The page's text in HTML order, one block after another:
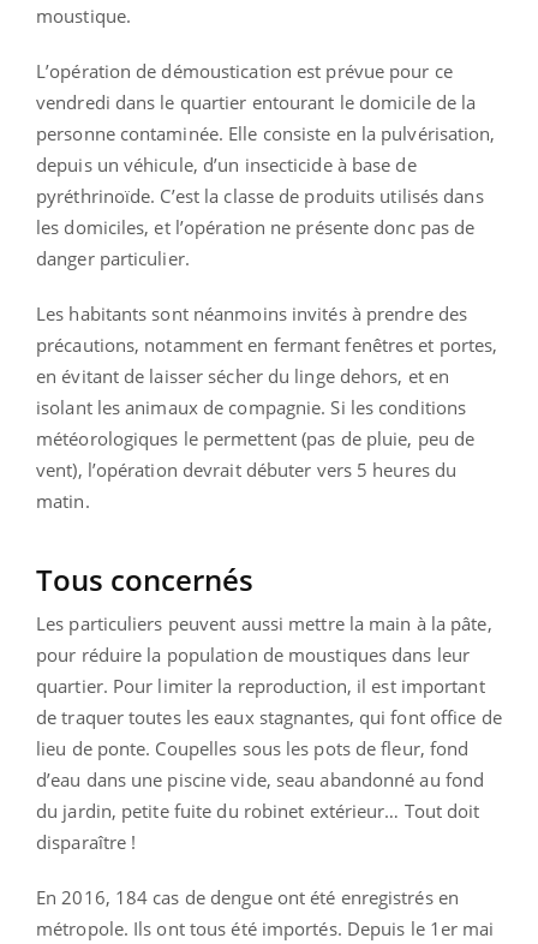
moustique.
L’opération de démoustication est prévue pour ce
vendredi dans le quartier entourant le domicile de la
personne contaminée. Elle consiste en la pulvérisation,
depuis un véhicule, d’un insecticide à base de
pyréthrinoïde. C’est la classe de produits utilisés dans
les domiciles, et l’opération ne présente donc pas de
danger particulier.
Les habitants sont néanmoins invités à prendre des
précautions, notamment en fermant fenêtres et portes,
en évitant de laisser sécher du linge dehors, et en
isolant les animaux de compagnie. Si les conditions
météorologiques le permettent (pas de pluie, peu de
vent), l’opération devrait débuter vers 5 heures du
matin.
Tous concernés
Les particuliers peuvent aussi mettre la main à la pâte,
pour réduire la population de moustiques dans leur
quartier. Pour limiter la reproduction, il est important
de traquer toutes les eaux stagnantes, qui font office de
lieu de ponte. Coupelles sous les pots de fleur, fond
d’eau dans une piscine vide, seau abandonné au fond
du jardin, petite fuite du robinet extérieur… Tout doit
disparaître !
En 2016, 184 cas de dengue ont été enregistrés en
métropole. Ils ont tous été importés. Depuis le 1er mai